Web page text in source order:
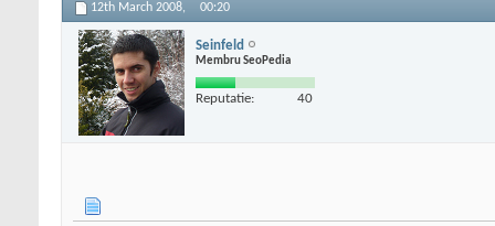
12th March 2008, 00:20
Seinfeld
Membru SeoPedia
Reputatie: 40